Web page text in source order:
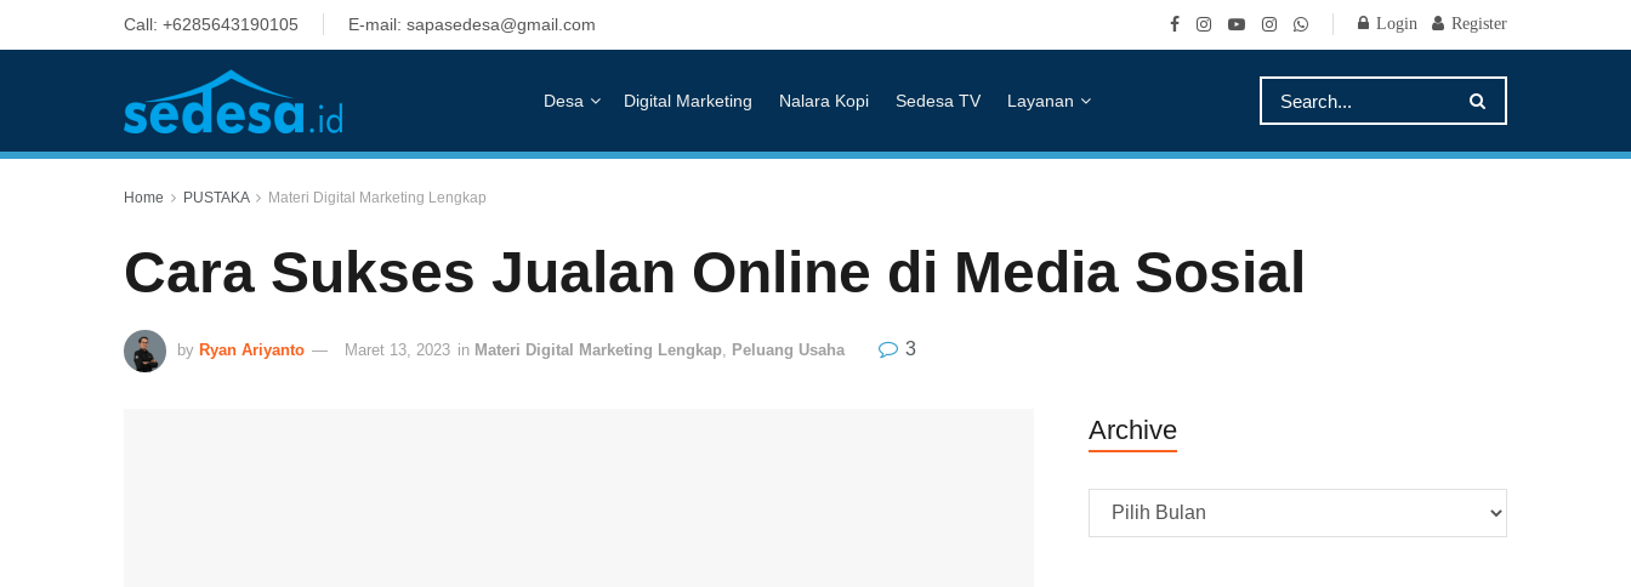
Call: +6285643190105 E-mail: sapasedesa@gmail.com Login Register
Desa Digital Marketing Nalara Kopi Sedesa TV Layanan
Home PUSTAKA Materi Digital Marketing Lengkap
Cara Sukses Jualan Online di Media Sosial
by Ryan Ariyanto Maret 13, 2023 in Materi Digital Marketing Lengkap, Peluang Usaha 3
Archive
Archive